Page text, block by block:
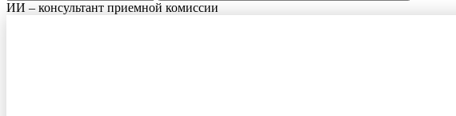
ИИ – консультант приемной комиссии